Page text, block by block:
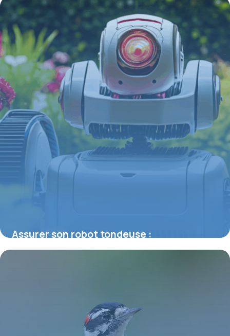
Assurer son robot tondeuse :
indispensable pour un jardin connecté en